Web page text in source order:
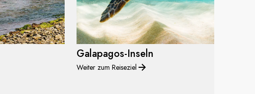
Galapagos-Inseln
Weiter zum Reiseziel